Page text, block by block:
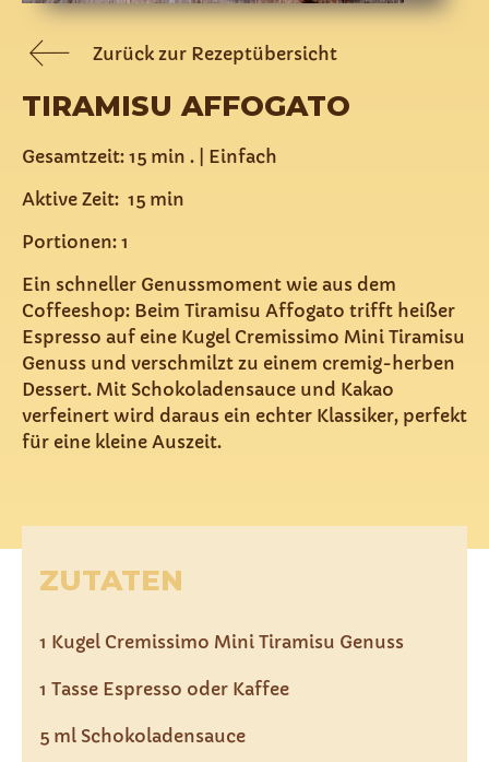
Zurück zur Rezeptübersicht
TIRAMISU AFFOGATO
Gesamtzeit: 15 min . | Einfach
Aktive Zeit: 15 min
Portionen: 1
Ein schneller Genussmoment wie aus dem
Coffeeshop: Beim Tiramisu Affogato trifft heißer
Espresso auf eine Kugel Cremissimo Mini Tiramisu
Genuss und verschmilzt zu einem cremig-herben
Dessert. Mit Schokoladensauce und Kakao
verfeinert wird daraus ein echter Klassiker, perfekt
für eine kleine Auszeit.
ZUTATEN
1 Kugel Cremissimo Mini Tiramisu Genuss
1 Tasse Espresso oder Kaffee
5 ml Schokoladensauce